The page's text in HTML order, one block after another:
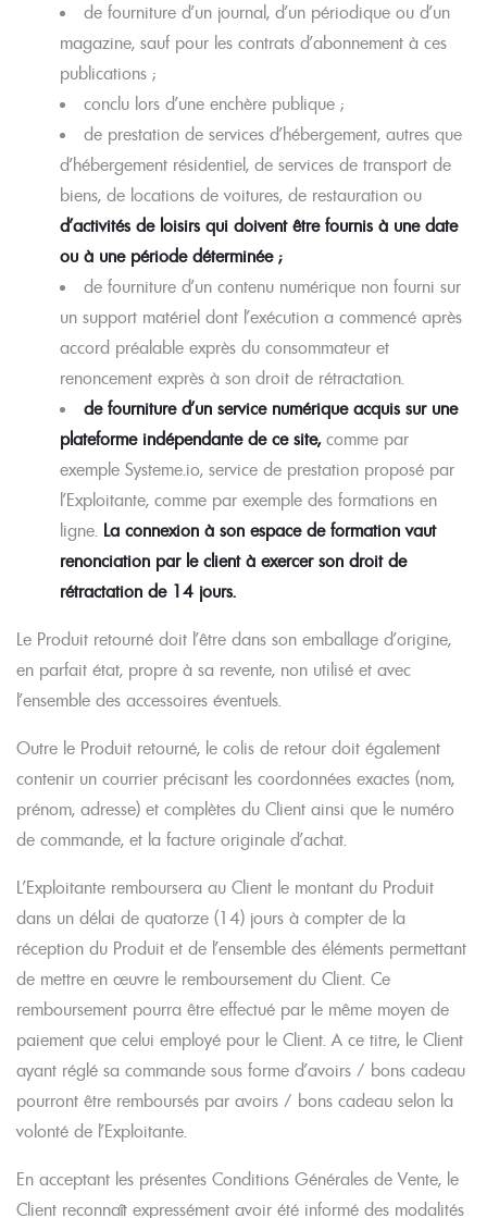
de fourniture d’un journal, d’un périodique ou d’un
magazine, sauf pour les contrats d’abonnement à ces
publications ;
conclu lors d’une enchère publique ;
de prestation de services d’hébergement, autres que
d’hébergement résidentiel, de services de transport de
biens, de locations de voitures, de restauration ou
d’activités de loisirs qui doivent être fournis à une date
ou à une période déterminée ;
de fourniture d’un contenu numérique non fourni sur
un support matériel dont l’exécution a commencé après
accord préalable exprès du consommateur et
renoncement exprès à son droit de rétractation.
de fourniture d’un service numérique acquis sur une
plateforme indépendante de ce site,comme par
exemple Systeme.io, service de prestation proposé par
l’Exploitante, comme par exemple des formations en
ligne. La connexion à son espace de formation vaut
renonciation par le client à exercer son droit de
rétractation de 14 jours.
Le Produit retourné doit l’être dans son emballage d’origine,
en parfait état, propre à sa revente, non utilisé et avec
l’ensemble des accessoires éventuels.
Outre le Produit retourné, le colis de retour doit également
contenir un courrier précisant les coordonnées exactes (nom,
prénom, adresse) et complètes du Client ainsi que le numéro
de commande, et la facture originale d’achat.
L’Exploitante remboursera au Client le montant du Produit
dans un délai de quatorze (14) jours à compter de la
réception du Produit et de l’ensemble des éléments permettant
de mettre en œuvre le remboursement du Client. Ce
remboursement pourra être effectué par le même moyen de
paiement que celui employé pour le Client. A ce titre, le Client
ayant réglé sa commande sous forme d’avoirs / bons cadeau
pourront être remboursés par avoirs / bons cadeau selon la
volonté de l’Exploitante.
En acceptant les présentes Conditions Générales de Vente, le
Client reconnaît expressément avoir été informé des modalités